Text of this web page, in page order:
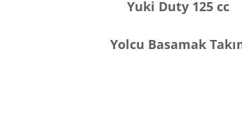
Yuki Duty 125 cc
Yolcu Basamak